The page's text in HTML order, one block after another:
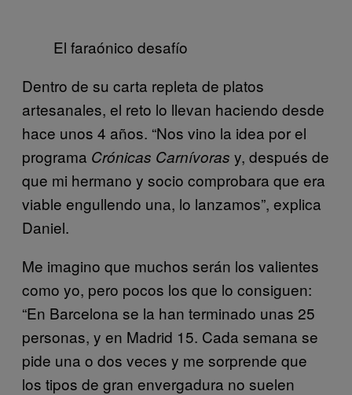
El faraónico desafío
Dentro de su carta repleta de platos
artesanales, el reto lo llevan haciendo desde
hace unos 4 años. “Nos vino la idea por el
programa Crónicas Carnívoras y, después de
que mi hermano y socio comprobara que era
viable engullendo una, lo lanzamos”, explica
Daniel.
Me imagino que muchos serán los valientes
como yo, pero pocos los que lo consiguen:
“En Barcelona se la han terminado unas 25
personas, y en Madrid 15. Cada semana se
pide una o dos veces y me sorprende que
los tipos de gran envergadura no suelen